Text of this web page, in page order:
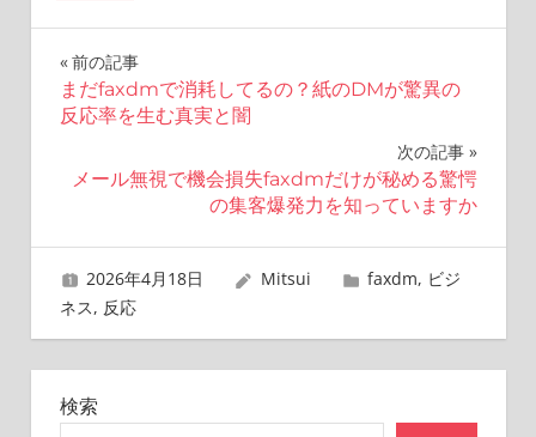
投
稿
ナ
ゲ
ー
シ
ョ
前の記事
まだfaxdmで消耗してるの？紙のDMが驚異の
反応率を生む真実と闇
次の記事
メール無視で機会損失faxdmだけが秘める驚愕
の集客爆発力を知っていますか
2026年4月18日 Mitsui faxdm, ビジ
ネス, 反応
検索